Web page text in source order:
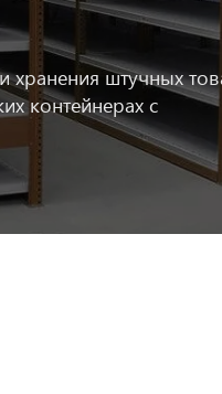
хранения штучных
контейнерах с